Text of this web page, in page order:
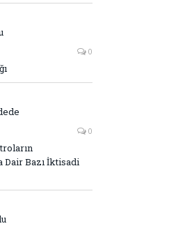
0
0
Dair Bazı İktisadi